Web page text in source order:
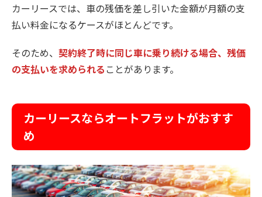
カーリースでは、車の残価を差し引いた金額が月額の支
払い料金になるケースがほとんどです。
そのため、 契約終了時に同じ車に乗り続ける場合、残価
の支払いを求められる ことがあります。
カーリースならオートフラットがおすす
め